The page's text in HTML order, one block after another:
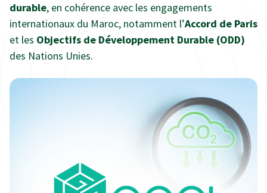
durable, en cohérence avec les engagements
internationaux du Maroc, notamment l’Accord de Paris
et les Objectifs de Développement Durable (ODD)
des Nations Unies.